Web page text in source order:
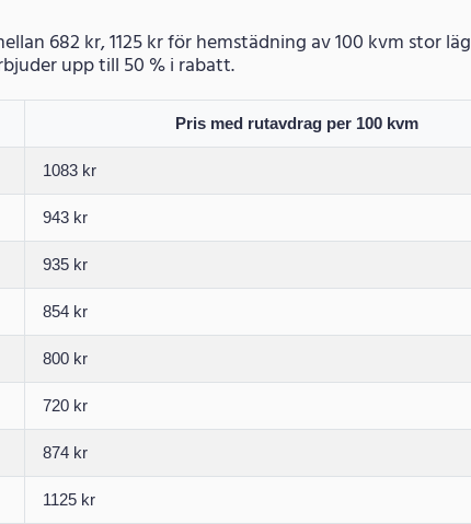
682 kr, 1125 kr för hemstädning av 100 kvm stor
upp till 50 % i rabatt.
Pris med rutavdrag per 100 kvm
1083 kr
943 kr
935 kr
854 kr
800 kr
720 kr
874 kr
1125 kr